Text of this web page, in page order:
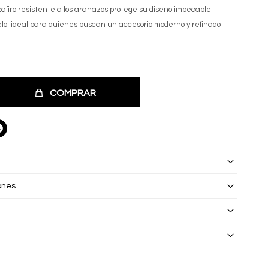
resistente a los aranazos protege su diseno impecable
ideal para quienes buscan un accesorio moderno y refinado
COMPRAR